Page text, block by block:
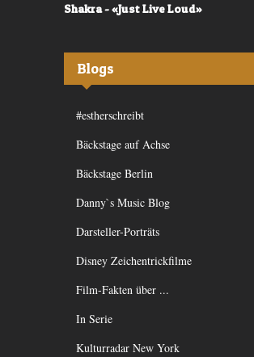
Shakra - «Just Live Loud»
Blogs
#estherschreibt
Bäckstage auf Achse
Bäckstage Berlin
Danny`s Music Blog
Darsteller-Porträts
Disney Zeichentrickfilme
Film-Fakten über ...
In Serie
Kulturradar New York